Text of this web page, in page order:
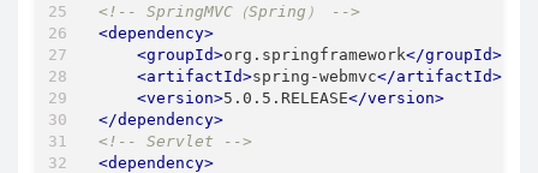
<!-- SpringMVC（Spring） -->
<dependency>
<groupId>org.springframework</groupId>
<artifactId>spring-webmvc</artifactId>
<version>5.0.5.RELEASE</version>
</dependency>
<!-- Servlet -->
<dependency>